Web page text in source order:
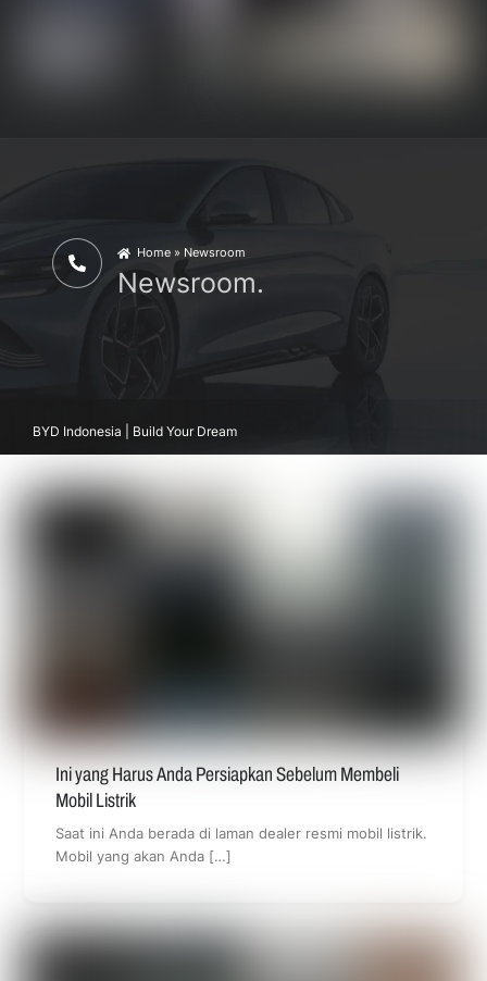
BYD Indonesia | Build Your Dream
Icon
Home » Newsroom
Newsroom.
Ini yang Harus Anda Persiapkan Sebelum Membeli
Mobil Listrik
Saat ini Anda berada di laman dealer resmi mobil listrik.
Mobil yang akan Anda […]